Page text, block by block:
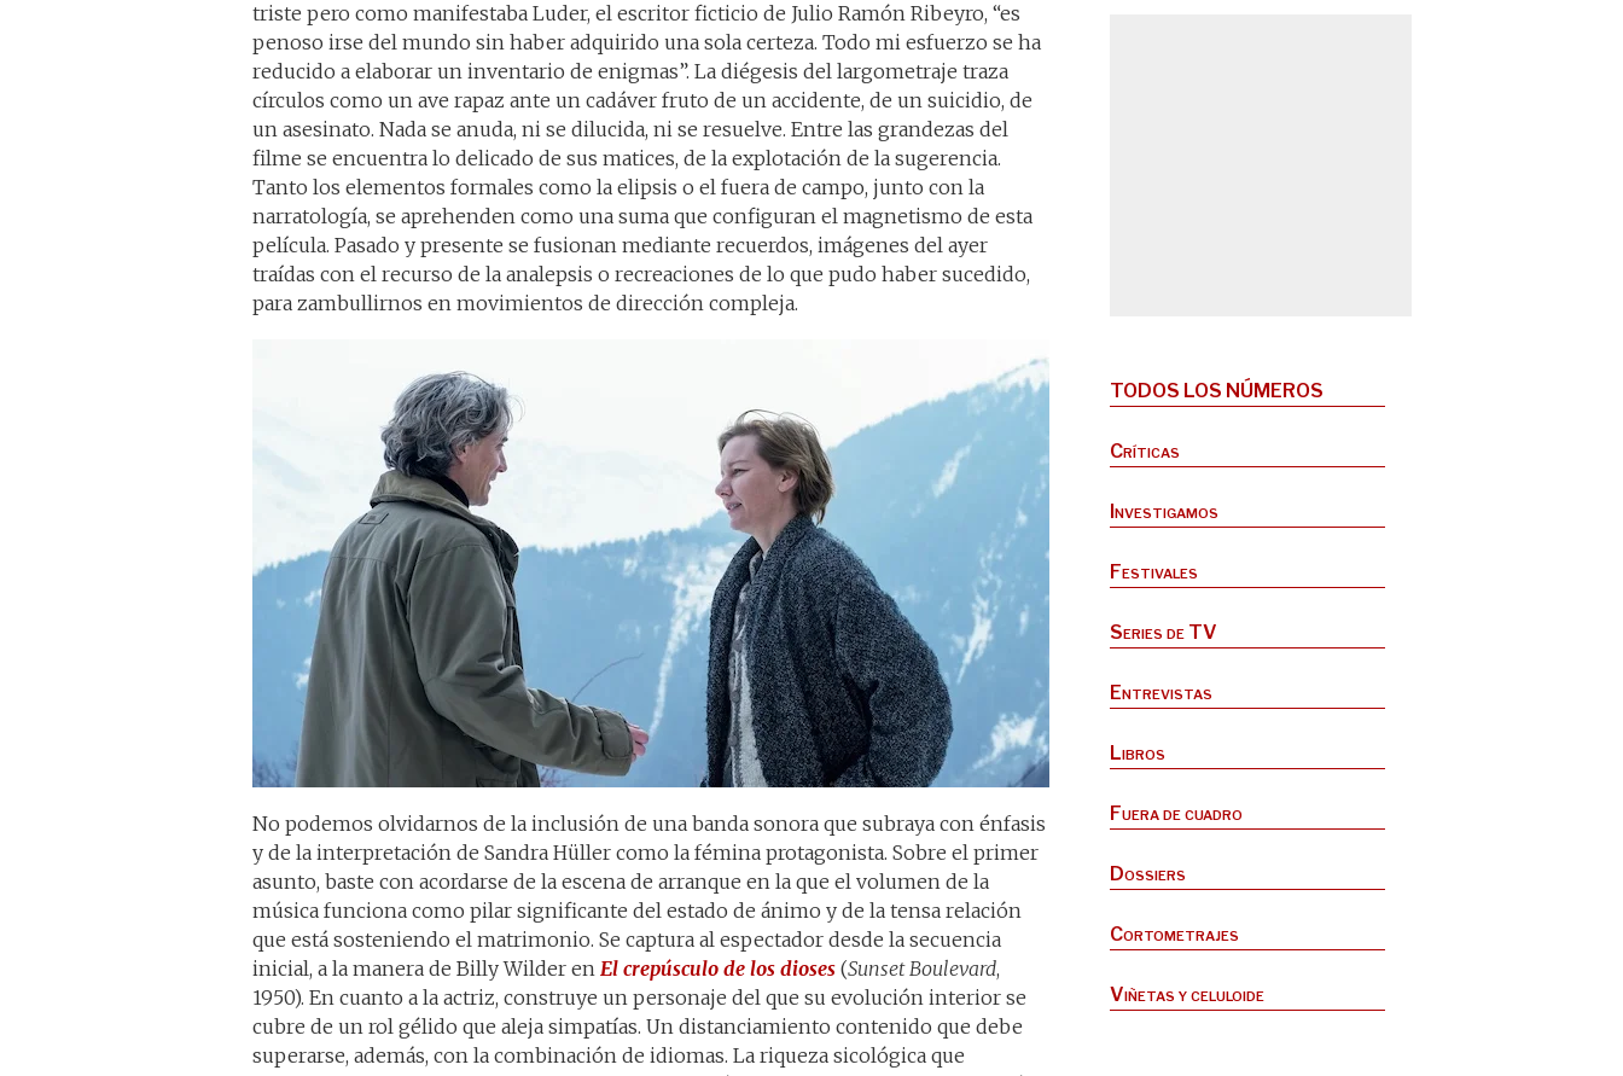
triste pero como manifestaba Luder, el escritor ficticio de Julio Ramón Ribeyro, “es
penoso irse del mundo sin haber adquirido una sola certeza. Todo mi esfuerzo se ha
reducido a elaborar un inventario de enigmas”. La diégesis del largometraje traza
círculos como un ave rapaz ante un cadáver fruto de un accidente, de un suicidio, de
un asesinato. Nada se anuda, ni se dilucida, ni se resuelve. Entre las grandezas del
filme se encuentra lo delicado de sus matices, de la explotación de la sugerencia.
Tanto los elementos formales como la elipsis o el fuera de campo, junto con la
narratología, se aprehenden como una suma que configuran el magnetismo de esta
película. Pasado y presente se fusionan mediante recuerdos, imágenes del ayer
traídas con el recurso de la analepsis o recreaciones de lo que pudo haber sucedido,
para zambullirnos en movimientos de dirección compleja.
No podemos olvidarnos de la inclusión de una banda sonora que subraya con énfasis
y de la interpretación de Sandra Hüller como la fémina protagonista. Sobre el primer
asunto, baste con acordarse de la escena de arranque en la que el volumen de la
música funciona como pilar significante del estado de ánimo y de la tensa relación
que está sosteniendo el matrimonio. Se captura al espectador desde la secuencia
inicial, a la manera de Billy Wilder en El crepúsculo de los dioses (Sunset Boulevard,
1950). En cuanto a la actriz, construye un personaje del que su evolución interior se
cubre de un rol gélido que aleja simpatías. Un distanciamiento contenido que debe
superarse, además, con la combinación de idiomas. La riqueza sicológica que
TODOS LOS NÚMEROS
Críticas
Investigamos
Festivales
Series de TV
Entrevistas
Libros
Fuera de cuadro
Dossiers
Cortometrajes
Viñetas y celuloide